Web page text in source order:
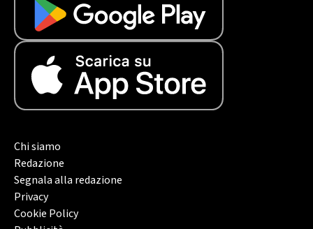
Chi siamo
Redazione
Segnala alla redazione
Privacy
Cookie Policy